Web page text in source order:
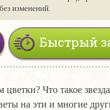
изменений.
Быстрый
Что такое
на эти и многие